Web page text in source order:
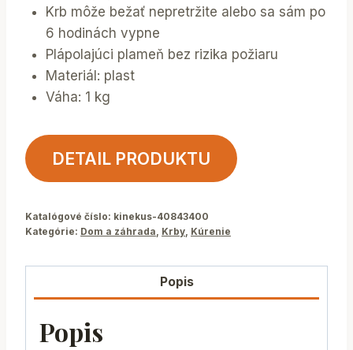
Krb môže bežať nepretržite alebo sa sám po
6 hodinách vypne
Plápolajúci plameň bez rizika požiaru
Materiál: plast
Váha: 1 kg
DETAIL PRODUKTU
Katalógové číslo: kinekus-40843400
Kategórie: Dom a záhrada, Krby, Kúrenie
Popis
Popis